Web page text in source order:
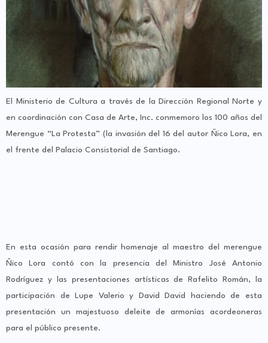
El Ministerio de Cultura a través de la Dirección Regional Norte y
en coordinación con Casa de Arte, Inc. conmemoro los 100 años del
Merengue “La Protesta” (la invasión del 16 del autor Ñico Lora, en
el frente del Palacio Consistorial de Santiago.
En esta ocasión para rendir homenaje al maestro del merengue
Ñico Lora contó con la presencia del Ministro José Antonio
Rodríguez y las presentaciones artísticas de Rafelito Román, la
participación de Lupe Valerio y David David haciendo de esta
presentación un majestuoso deleite de armonías acordeoneras
para el público presente.